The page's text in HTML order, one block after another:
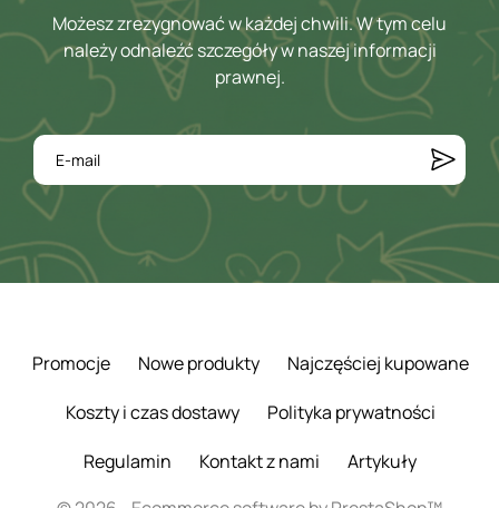
Możesz zrezygnować w każdej chwili. W tym celu
należy odnaleźć szczegóły w naszej informacji
prawnej.
Promocje Nowe produkty
Najczęściej kupowane
Koszty i czas dostawy
Polityka prywatności
Regulamin
Kontakt z nami
Artykuły